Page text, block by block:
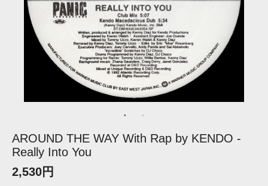
AROUND THE WAY With Rap by KENDO -
Really Into You
2,530円